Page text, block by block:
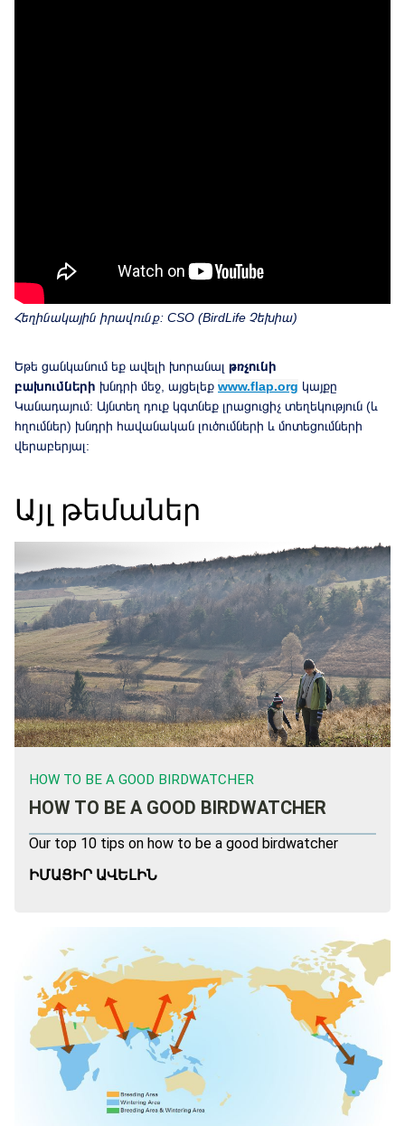
Հեղինակային իրավունք: CSO (BirdLife Չեխիա)
Եթե ցանկանում եք ավելի խորանալ թռչունի
բախումների խնդրի մեջ, այցելեք www.flap.org կայքը
Կանադայում: Այնտեղ դուք կգտնեք լրացուցիչ տեղեկություն (և
հղումներ) խնդրի հավանական լուծումների և մոտեցումների
վերաբերյալ:
Այլ թեմաներ
HOW TO BE A GOOD BIRDWATCHER
HOW TO BE A GOOD BIRDWATCHER
Our top 10 tips on how to be a good birdwatcher
ԻՄԱՑԻՐ ԱՎԵԼԻՆ